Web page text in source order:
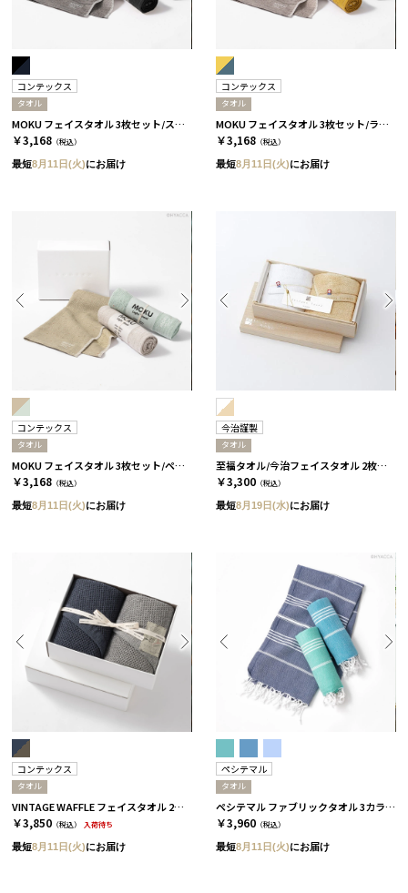
コンテックス
タオル
MOKU フェイスタオル 3枚セット/スタンダード［コンテックス］
￥3,168 （税込）
最短8月11日(火)にお届け
コンテックス
タオル
MOKU フェイスタオル 3枚セット/ライト［コンテックス］
￥3,168 （税込）
最短8月11日(火)にお届け
コンテックス
タオル
MOKU フェイスタオル 3枚セット/ペール［コンテックス］
￥3,168 （税込）
最短8月11日(火)にお届け
今治謹製
タオル
至福タオル/今治フェイスタオル 2枚セット
￥3,300 （税込）
最短8月19日(水)にお届け
コンテックス
タオル
VINTAGE WAFFLE フェイスタオル 2枚セット［コンテックス］
￥3,850 （税込） 入荷待ち
最短8月11日(火)にお届け
ペシテマル
タオル
ペシテマル ファブリックタオル 3カラー ミント
￥3,960 （税込）
最短8月11日(火)にお届け